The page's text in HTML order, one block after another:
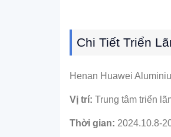
Chi Tiết Triển
Henan Huawei
Vị trí: Trung tâm triển
Thời gian: 2024.10.8-